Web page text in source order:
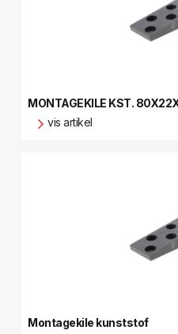
MONTAGEKILE KST.
vis artikel
Montagekile kunststof